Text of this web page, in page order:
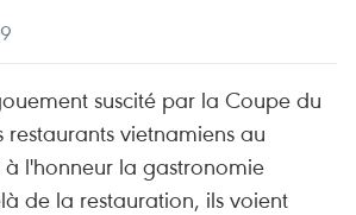
suscité par la Coupe du
vietnamiens au
l'honneur la gastronomie
de la restauration, ils voient